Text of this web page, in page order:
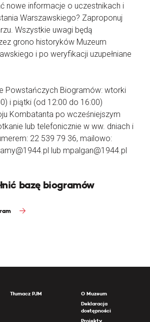
nowe informacje o uczestnikach i
Warszawskiego? Zaproponuj
Wszystkie uwagi będą
grono historyków Muzeum
i po weryfikacji uzupełniane
Powstańczych Biogramów: wtorki
i piątki (od 12:00 do 16:00)
Kombatanta po wcześniejszym
lub telefonicznie w ww. dniach i
22 539 79 36, mailowo:
lub mpalgan@1944.pl
bazę biogramów
Tłumacz PJM
O Muzeum
Deklaracja
dostępności
Projekty